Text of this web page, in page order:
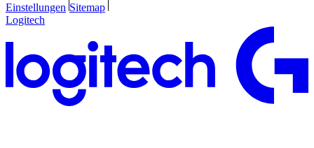
Einstellungen Sitemap
Logitech